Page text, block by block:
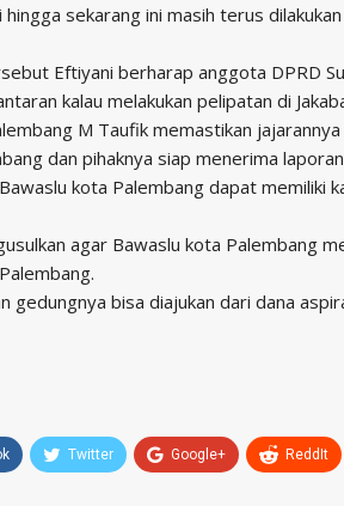
sekarang ini masih terus
Eftiyani berharap anggota DPRD
kalau melakukan pelipatan di
M Taufik memastikan
dan pihaknya siap menerima
kota Palembang dapat memiliki
agar Bawaslu kota Palembang
gedungnya bisa diajukan dari dana
Twitter Google+ ReddIt